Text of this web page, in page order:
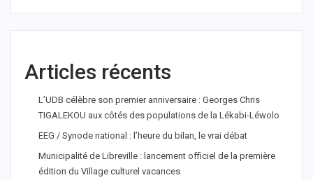
Articles récents
L’UDB célèbre son premier anniversaire : Georges Chris
TIGALEKOU aux côtés des populations de la Lékabi-Léwolo
EEG / Synode national : l’heure du bilan, le vrai débat
Municipalité de Libreville : lancement officiel de la première
édition du Village culturel vacances